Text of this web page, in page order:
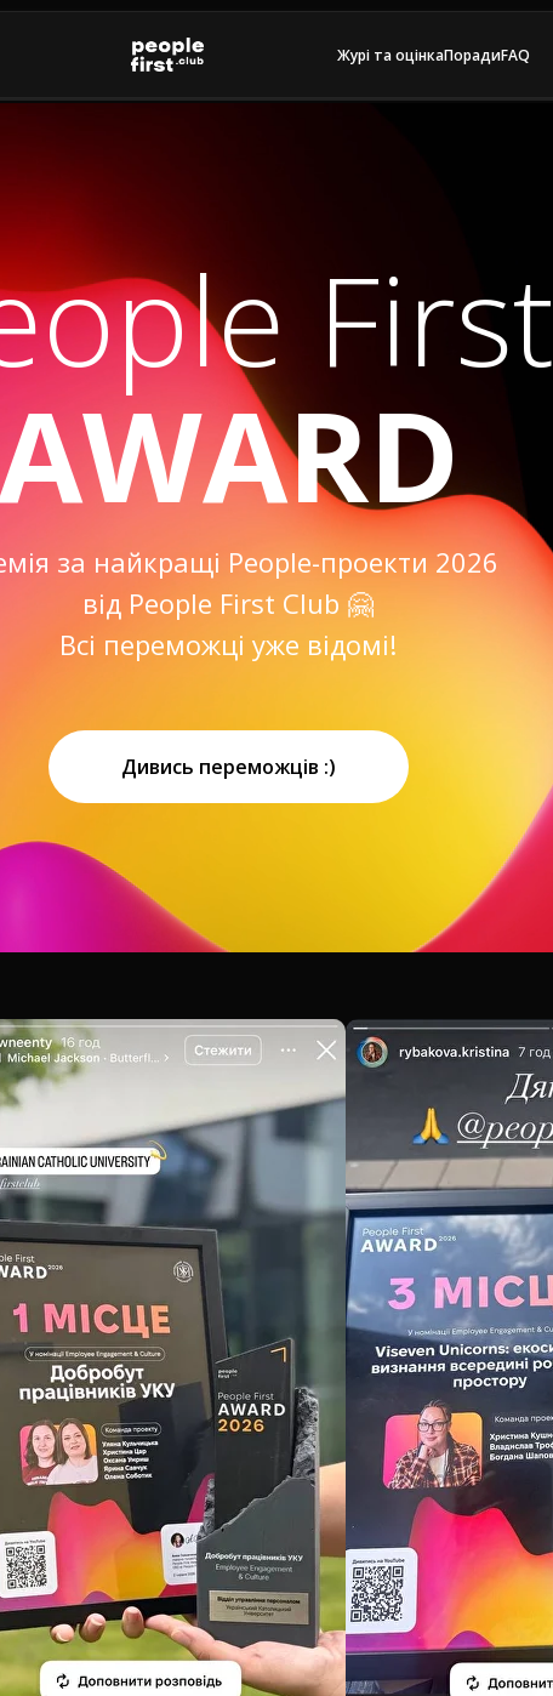
Журі та оцінкаПорадиFAQ
First
за найкращі People-проекти 2026
від People First Club 🤗
Всі переможці уже відомі!
Дивись переможців :)